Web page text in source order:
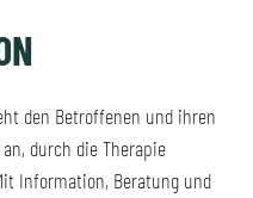
den Betroffenen und ihren
durch die Therapie
Information, Beratung und